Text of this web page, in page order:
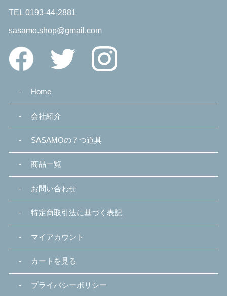
TEL 0193-44-2881
sasamo.shop@gmail.com
Home
会社紹介
SASAMOの７つ道具
商品一覧
お問い合わせ
特定商取引法に基づく表記
マイアカウント
カートを見る
プライバシーポリシー